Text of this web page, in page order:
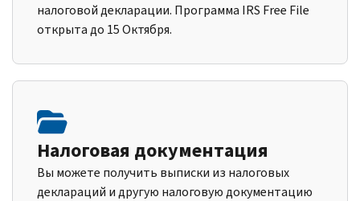
налоговой декларации. Программа IRS Free File
открыта до 15 Октября.
Налоговая документация
Вы можете получить выписки из налоговых
деклараций и другую налоговую документацию